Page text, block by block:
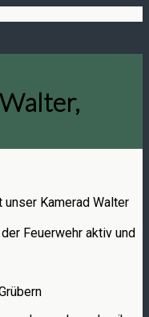
Kamerad Walter
Feuerwehr aktiv und